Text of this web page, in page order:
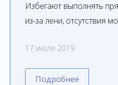
Избегают выполнять
из-за лени, отсутствия
17 июля 2019
Подробнее